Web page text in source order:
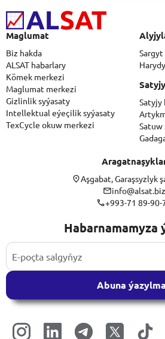
Maglumat
Biz hakda
ALSAT habarlary
Kömek merkezi
Maglumat merkezi
Gizlinlik syýasaty
Intellektual eýeçilik syýasaty
TexCycle okuw merkezi
Satyjy
Aşgabat, Garaşsyzlyk
info@alsat.biz
+993-71 89-90-
Habarnamamyza
Abuna